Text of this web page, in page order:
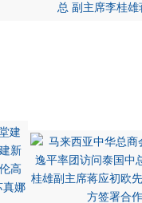
总 副主席李桂